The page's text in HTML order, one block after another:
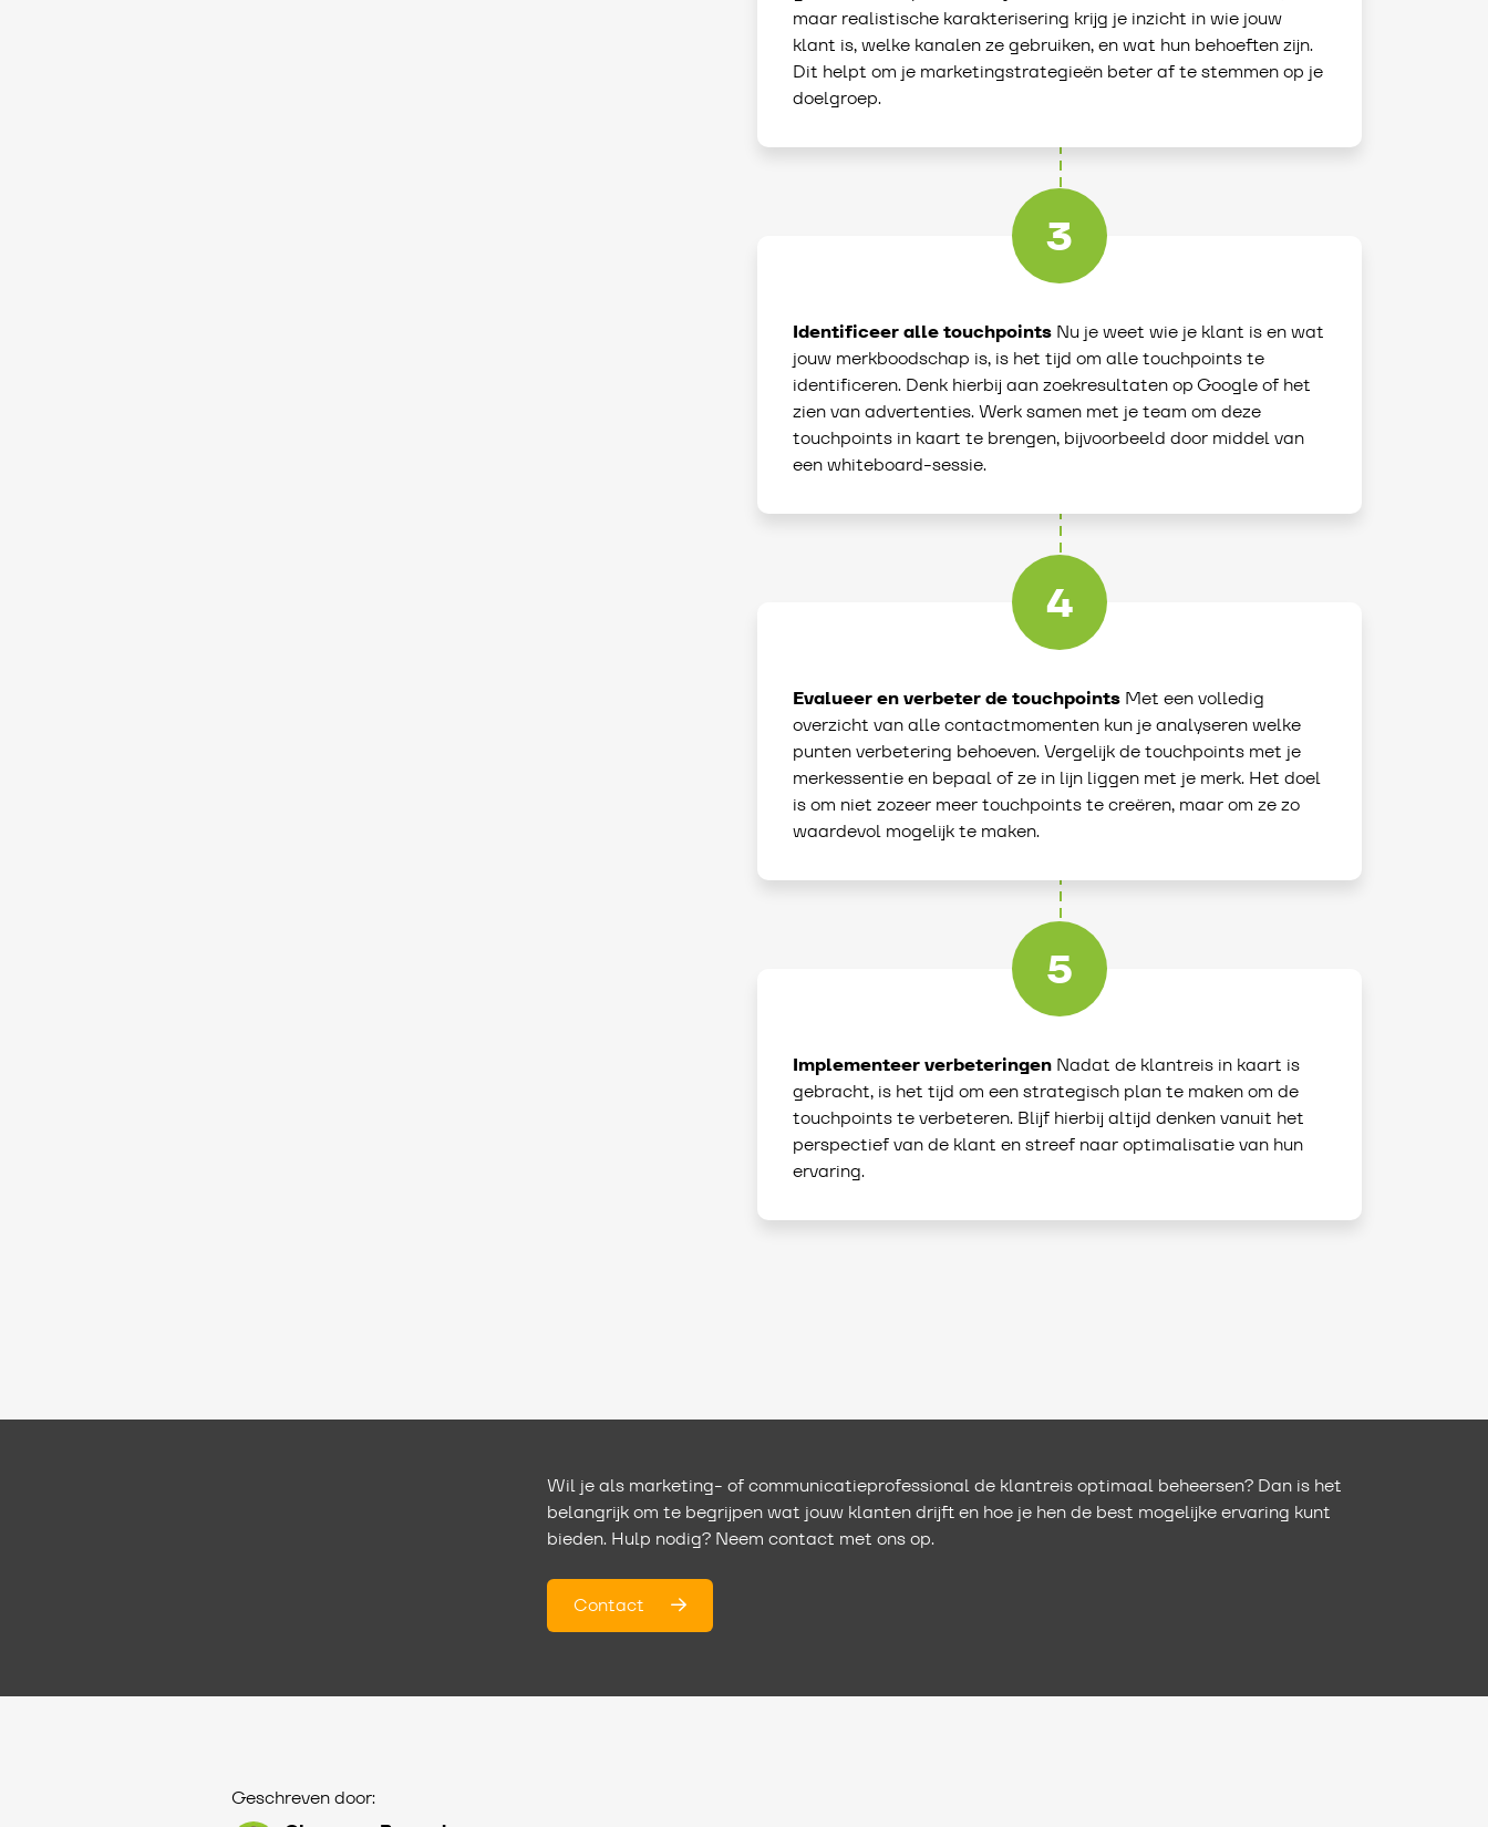
maar realistische karakterisering krijg je inzicht in wie jouw
klant is, welke kanalen ze gebruiken, en wat hun behoeften zijn.
Dit helpt om je marketingstrategieën beter af te stemmen op je
doelgroep.
3
Identificeer alle touchpoints Nu je weet wie je klant is en wat
jouw merkboodschap is, is het tijd om alle touchpoints te
identificeren. Denk hierbij aan zoekresultaten op Google of het
zien van advertenties. Werk samen met je team om deze
touchpoints in kaart te brengen, bijvoorbeeld door middel van
een whiteboard-sessie.
4
Evalueer en verbeter de touchpoints Met een volledig
overzicht van alle contactmomenten kun je analyseren welke
punten verbetering behoeven. Vergelijk de touchpoints met je
merkessentie en bepaal of ze in lijn liggen met je merk. Het doel
is om niet zozeer meer touchpoints te creëren, maar om ze zo
waardevol mogelijk te maken.
5
Implementeer verbeteringen Nadat de klantreis in kaart is
gebracht, is het tijd om een strategisch plan te maken om de
touchpoints te verbeteren. Blijf hierbij altijd denken vanuit het
perspectief van de klant en streef naar optimalisatie van hun
ervaring.
Wil je als marketing- of communicatieprofessional de klantreis optimaal beheersen? Dan is het
belangrijk om te begrijpen wat jouw klanten drijft en hoe je hen de best mogelijke ervaring kunt
bieden. Hulp nodig? Neem contact met ons op.
Contact
Geschreven door: